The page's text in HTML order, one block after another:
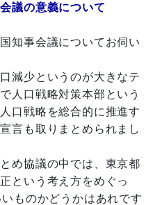
議の意義について
知事会議についてお伺い
減少というのが大きなテ
人口戦略対策本部という
口戦略を総合的に推進す
言も取りまとめられまし
め協議の中では、東京都
という考え方をめぐっ
ものかどうかはあれです